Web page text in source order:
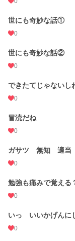
世にも奇妙な話①
0
世にも奇妙な話②
0
できたてじゃないし
0
冒涜だね
0
ガサツ 無知 適当
0
勉強も痛みで覚える
0
いっ いいかげんに
0